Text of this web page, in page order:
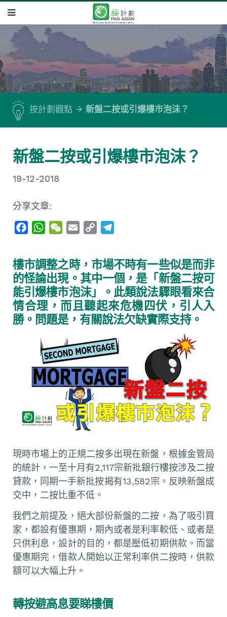
按計劃觀點 新盤二按或引爆樓市泡沫？
新盤二按或引爆樓市泡沫？
19-12-2018
分享文章:
e
b
o
o
k
W
t
s
A
p
p
W
h
a
t
i
l
y
L
n
k
e
g
r
a
m
樓市調整之時，市場不時有一些似是而非
的怪論出現。其中一個，是「新盤二按可
能引爆樓市泡沫」。此類說法驟眼看來合
情合理，而且聽起來危機四伏，引人入
勝。問題是，有關說法欠缺實際支持。
現時市場上的正規二按多出現在新盤，根據金管局
的統計，一至十月有2,117宗新批銀行樓按涉及二按
貸款，同期一手新批按揭有13,582宗。反映新盤成
交中，二按比重不低。
我們之前提及，絕大部份新盤的二按，為了吸引買
家，都設有優惠期，期內或者是利率較低、或者是
只供利息，設計的目的，都是壓低初期供款。而當
優惠期完，借款人開始以正常利率供二按時，供款
額可以大幅上升。
轉按避高息要睇樓價